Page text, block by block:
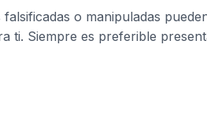
o manipuladas
ti. Siempre es preferible